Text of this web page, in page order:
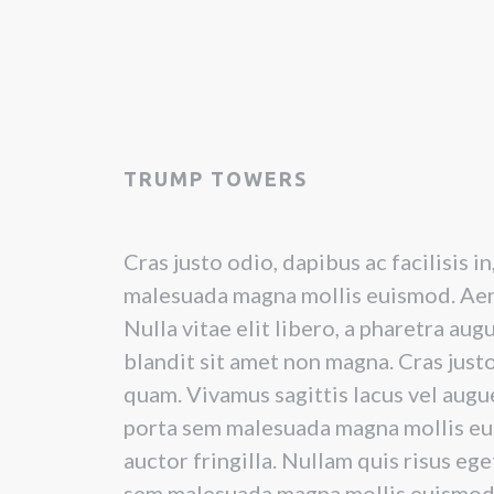
TRUMP TOWERS
Cras justo odio, dapibus ac facilisis
malesuada magna mollis euismod.
Nulla vitae elit libero, a pharetra
blandit sit amet non magna. Cras
quam. Vivamus sagittis lacus vel
porta sem malesuada magna mollis
auctor fringilla. Nullam quis risus